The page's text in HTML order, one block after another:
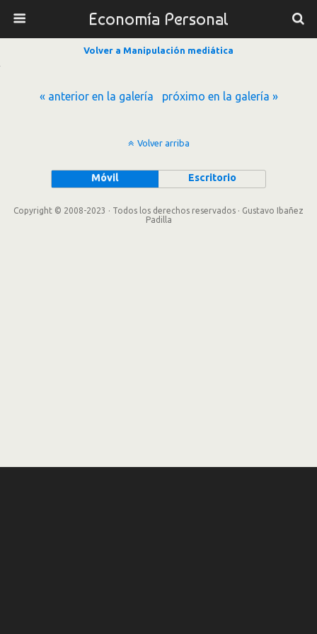
Economía Personal
Volver a Manipulación mediática
« anterior en la galería próximo en la galería »
Volver arriba
Móvil Escritorio
Copyright © 2008-2023 · Todos los derechos reservados · Gustavo Ibañez
Padilla